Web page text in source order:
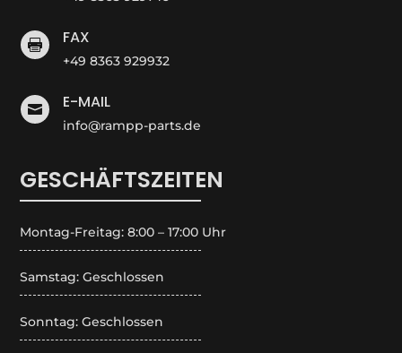
 FAX
+49 8363 929932
 E-MAIL
info@rampp-parts.de
GESCHÄFTSZEITEN
Montag-Freitag: 8:00 – 17:00 Uhr
Samstag: Geschlossen
Sonntag: Geschlossen